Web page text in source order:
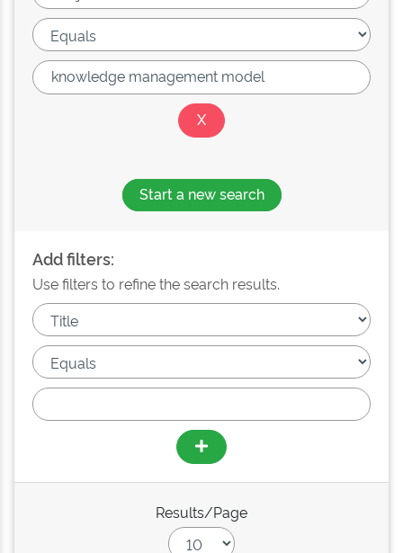
Start a new search
Add filters:
Use filters to refine the search results.
Results/Page